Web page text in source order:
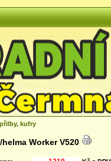
kufry
helma Worker V520